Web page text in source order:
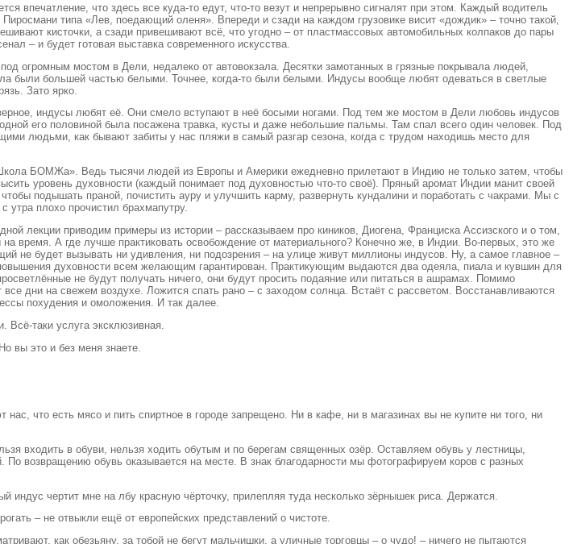
впечатление, что здесь все куда-то едут, что-то везут и непрерывно сигналят при этом. Каждый водитель
типа «Лев, поедающий оленя». Впереди и сзади на каждом грузовике висит «дождик» – точно такой,
кисточки, а сзади привешивают всё, что угодно – от пластмассовых автомобильных колпаков до пары
– и будет готовая выставка современного искусства.
мостом в Дели, недалеко от автовокзала. Десятки замотанных в грязные покрывала людей,
были большей частью белыми. Точнее, когда-то были белыми. Индусы вообще любят одеваться в светлые
Зато ярко.
индусы любят её. Они смело вступают в неё босыми ногами. Под тем же мостом в Дели любовь индусов
его половиной была посажена травка, кусты и даже небольшие пальмы. Там спал всего один человек. Под
людьми, как бывают забиты у нас пляжи в самый разгар сезона, когда с трудом находишь место для
БОМЖа». Ведь тысячи людей из Европы и Америки ежедневно прилетают в Индию не только затем, чтобы
уровень духовности (каждый понимает под духовностью что-то своё). Пряный аромат Индии манит своей
подышать праной, почистить ауру и улучшить карму, развернуть кундалини и поработать с чакрами. Мы с
утра плохо прочистил брахмапутру.
лекции приводим примеры из истории – рассказываем про киников, Диогена, Франциска Ассизского и о том,
время. А где лучше практиковать освобождение от материального? Конечно же, в Индии. Во-первых, это же
не будет вызывать ни удивления, ни подозрения – на улице живут миллионы индусов. Ну, а самое главное –
духовности всем желающим гарантирован. Практикующим выдаются два одеяла, пиала и кувшин для
не будут получать ничего, они будут просить подаяние или питаться в ашрамах. Помимо
дни на свежем воздухе. Ложится спать рано – с заходом солнца. Встаёт с рассветом. Восстанавливаются
похудения и омоложения. И так далее.
таки услуга эксклюзивная.
вы это и без меня знаете.
что есть мясо и пить спиртное в городе запрещено. Ни в кафе, ни в магазинах вы не купите ни того, ни
входить в обуви, нельзя ходить обутым и по берегам священных озёр. Оставляем обувь у лестницы,
По возвращению обувь оказывается на месте. В знак благодарности мы фотографируем коров с разных
чертит мне на лбу красную чёрточку, прилепляя туда несколько зёрнышек риса. Держатся.
– не отвыкли ещё от европейских представлений о чистоте.
как обезьяну, за тобой не бегут мальчишки, а уличные торговцы – о чудо! – ничего не пытаются